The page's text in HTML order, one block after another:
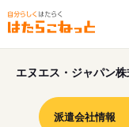
エヌエス・ジャパン
派遣会社情報